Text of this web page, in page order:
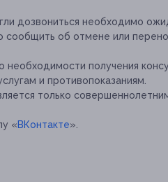
дозвониться необходимо
об отмене или
получения
и противопоказаниям.
только
«ВКонтакте».